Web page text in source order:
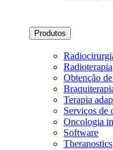
Produtos
Radioterapia
Obtenção
Terapia
Serviços de
Oncologia
Software
Theranostics